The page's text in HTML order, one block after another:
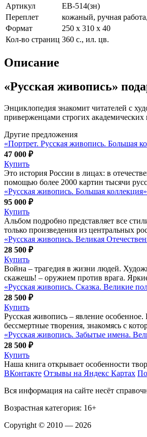
Артикул
ЕВ-514(зн)
Переплет
кожаный, ручная
Формат
250 х 310 х 40
Кол-во страниц 360 с., ил. цв.
Описание
«Русская живопись»
Энциклопедия знакомит читателей с
приверженцами строгих
Другие предложения
«Портрет. Русская живопись. Большая
47 000 ₽
Купить
Это история России в лицах: в
помощью более 2000 картин тысячи
«Русская живопись. Большая
95 000 ₽
Купить
Альбом подробно представляет все
только произведения из центральных
«Русская живопись. Великая
28 500 ₽
Купить
Война – трагедия в жизни людей.
скажешь! – оружием против врага.
«Русская живопись. Сказка. Великие
28 500 ₽
Купить
Русская живопись – явление
бессмертные творения, знакомясь с
«Русская живопись. Забытые имена.
28 500 ₽
Купить
Наша книга открывает особенности
ВКонтакте Отзывы на Яндекс Картах
Вся информация на сайте несёт
Возрастная категория: 16+
Copyright © 2010 — 2026